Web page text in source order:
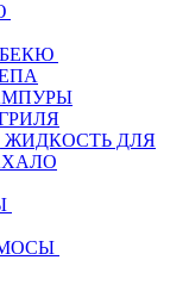
ЖИДКОСТЬ ДЛЯ